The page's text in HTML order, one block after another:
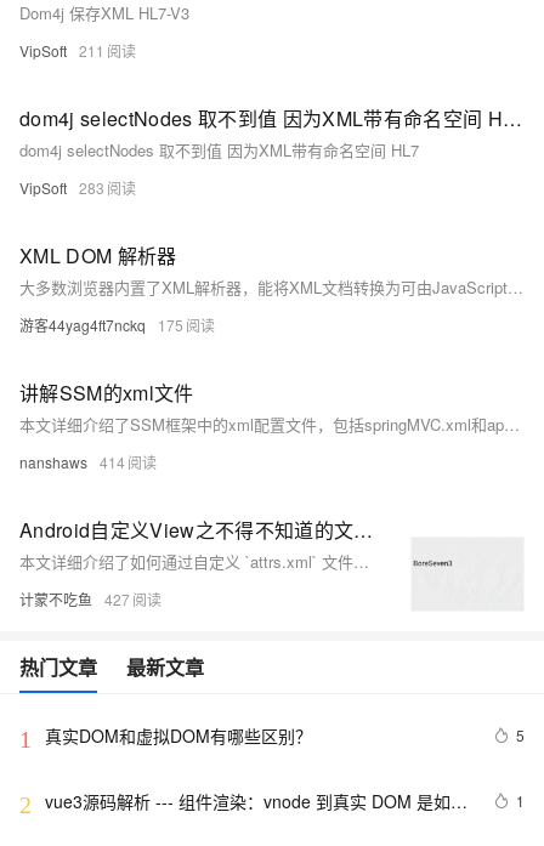
Dom4j 保存XML HL7-V3
VipSoft 211
dom4j selectNodes 取不到值 因为XML带有命名空间 HL7
dom4j selectNodes 取不到值 因为XML带有命名空间 HL7
VipSoft 283
XML DOM 解析器
大多数浏览器内置了XML解析器，能将XML文档转换为可由JavaScript访问的XML DOM对象。DOM接口提供方法来遍历、访问、插入和删除XML树中的节点。加载XML文档涉及创建XMLHTTP对象，打开并发送请求给服务器，最后将响应设为DOM对象以供操作。
游客44yag4ft7nckq 175
讲解SSM的xml文件
本文详细介绍了SSM框架中的xml配置文件，包括springMVC.xml和applicationContext.xml，涉及组件扫描、数据源配置、事务管理、MyBatis集成以及Spring MVC的视图解析器配置。
nanshaws 414
Android自定义View之不得不知道的文件attrs.xml（自定义属性）
本文详细介绍了如何通过自定义 `attrs.xml` 文件实现 Android 自定义 View 的属性配置。以一个包含 TextView 和 ImageView 的 DemoView 为例，讲解了如何使用自定义属性动态改变文字内容和控制图片显示隐藏。同时，通过设置布尔值和点击事件，实现了图片状态的切换功能。代码中展示了如何在构造函数中解析自定义属性，并通过方法 `setSetting0n` 和 `setbackeguang` 实现功能逻辑的优化与封装。此示例帮助开发者更好地理解自定义 View 的开发流程与 attrs.xml 的实际应用。
计蒙不吃鱼 427
热门文章 最新文章
1 真实DOM和虚拟DOM有哪些区别？ 5
2 vue3源码解析 --- 组件渲染：vnode 到真实 DOM 是如何
1